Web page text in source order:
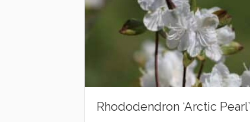
Rhododendron ‘Arctic Pearl’